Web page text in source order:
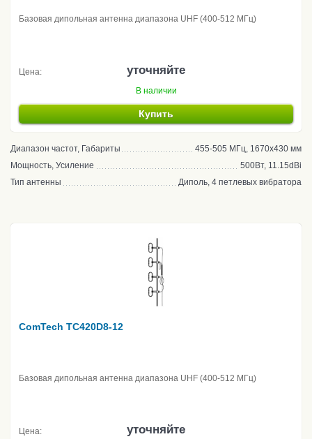
Базовая дипольная антенна диапазона UHF (400-512 МГц)
Цена: уточняйте
В наличии
Купить
Диапазон частот, Габариты
455-505 МГц, 1670х430 мм
Мощность, Усиление
500Вт, 11.15dBi
Тип антенны
Диполь, 4 петлевых вибратора
ComTech TC420D8-12
Базовая дипольная антенна диапазона UHF (400-512 МГц)
Цена: уточняйте